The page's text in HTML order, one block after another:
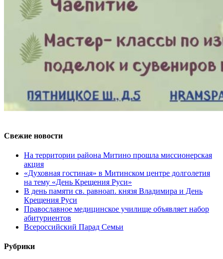
Свежие новости
На территории района Митино прошла миссионерская
акция
«Духовная гостиная» в Митинском центре долголетия
на тему «День Крещения Руси»
В день памяти св. равноап. князя Владимира и День
Крещения Руси
Православное медицинское училище объявляет набор
абитуриентов
Всероссийский Парад Семьи
Рубрики